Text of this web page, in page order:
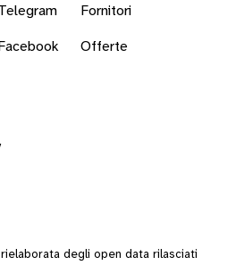
Fornitori
Offerte
degli open data rilasciati